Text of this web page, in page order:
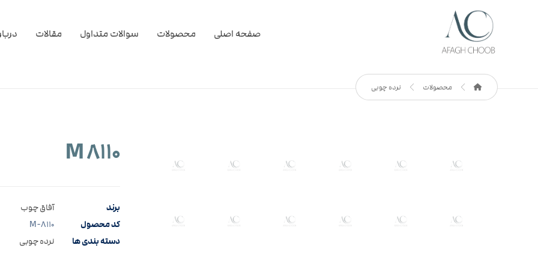
صفحه اصلی محصولات سوالات متداول مقالات
محصولات نرده چوبی
M ۸۱۱۰
برند آفاق چوب
کد محصول M-۸۱۱۰
دسته بندی ها نرده چوبی